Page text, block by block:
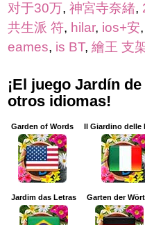
对于30万, 神宮寺奈緒,
共生派 符, hilar, ios+安,
eames, is BT, 繪王 支
¡El juego Jardín
otros idiomas!
Garden of Words Il Giardino delle
Jardim das Letras Garten der